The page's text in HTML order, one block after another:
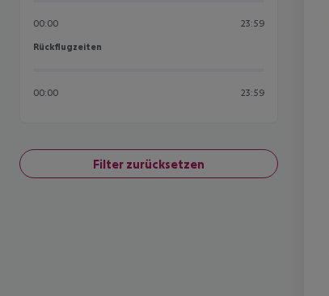
00:00 23:59
Rückflugzeiten
Rückflugzeiten
00:00 23:59
Filter zurücksetzen